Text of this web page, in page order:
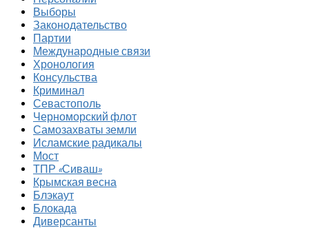
Выборы
Законодательство
Партии
Международные связи
Хронология
Консульства
Криминал
Севастополь
Черноморский флот
Самозахваты земли
Исламские радикалы
Мост
ТПР «Сиваш»
Крымская весна
Блэкаут
Блокада
Диверсанты